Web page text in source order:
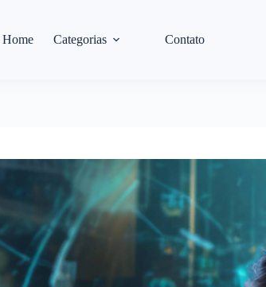
Home Categorias Contato